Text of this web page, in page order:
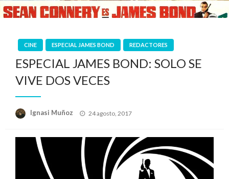
CINE ESPECIAL JAMES BOND REDACTORES
ESPECIAL JAMES BOND: SOLO SE
VIVE DOS VECES
Ignasi Muñoz
Publicado
24 agosto, 2017